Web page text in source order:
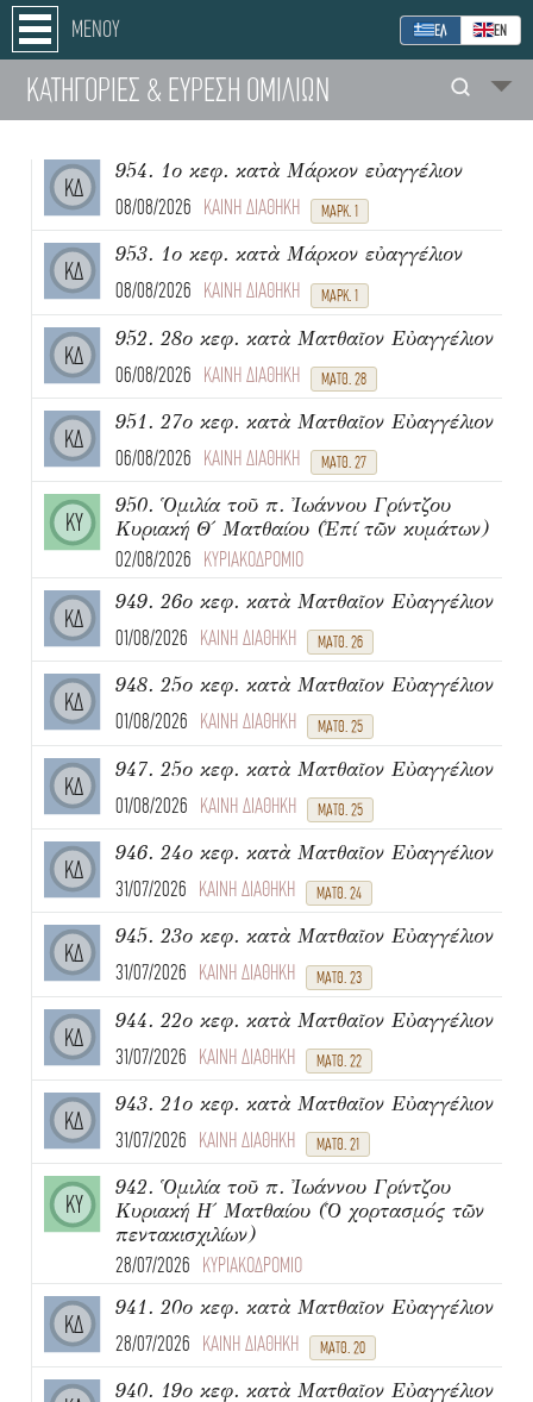
ΜΕΝΟΥ ΕΛ ΕΝ
ΚΑΤΗΓΟΡΙΕΣ & ΕΥΡΕΣΗ ΟΜΙΛΙΩΝ
ΚΔ
954. 1ο κεφ. κατὰ Μάρκον εὐαγγέλιον
08/08/2026 ΚΑΙΝΗ ΔΙΑΘΗΚΗ ΜΑΡΚ. 1
ΚΔ
953. 1ο κεφ. κατὰ Μάρκον εὐαγγέλιον
08/08/2026 ΚΑΙΝΗ ΔΙΑΘΗΚΗ ΜΑΡΚ. 1
ΚΔ
952. 28ο κεφ. κατὰ Ματθαῖον Εὐαγγέλιον
06/08/2026 ΚΑΙΝΗ ΔΙΑΘΗΚΗ ΜΑΤΘ. 28
ΚΔ
951. 27ο κεφ. κατὰ Ματθαῖον Εὐαγγέλιον
06/08/2026 ΚΑΙΝΗ ΔΙΑΘΗΚΗ ΜΑΤΘ. 27
ΚΥ
950. Ὁμιλία τοῦ π. Ἰωάννου Γρίντζου
Κυριακή Θ΄ Ματθαίου (Ἐπί τῶν κυμάτων)
02/08/2026 ΚΥΡΙΑΚΟΔΡΟΜΙΟ
ΚΔ
949. 26ο κεφ. κατὰ Ματθαῖον Εὐαγγέλιον
01/08/2026 ΚΑΙΝΗ ΔΙΑΘΗΚΗ ΜΑΤΘ. 26
ΚΔ
948. 25ο κεφ. κατὰ Ματθαῖον Εὐαγγέλιον
01/08/2026 ΚΑΙΝΗ ΔΙΑΘΗΚΗ ΜΑΤΘ. 25
ΚΔ
947. 25ο κεφ. κατὰ Ματθαῖον Εὐαγγέλιον
01/08/2026 ΚΑΙΝΗ ΔΙΑΘΗΚΗ ΜΑΤΘ. 25
ΚΔ
946. 24ο κεφ. κατὰ Ματθαῖον Εὐαγγέλιον
31/07/2026 ΚΑΙΝΗ ΔΙΑΘΗΚΗ ΜΑΤΘ. 24
ΚΔ
945. 23ο κεφ. κατὰ Ματθαῖον Εὐαγγέλιον
31/07/2026 ΚΑΙΝΗ ΔΙΑΘΗΚΗ ΜΑΤΘ. 23
ΚΔ
944. 22ο κεφ. κατὰ Ματθαῖον Εὐαγγέλιον
31/07/2026 ΚΑΙΝΗ ΔΙΑΘΗΚΗ ΜΑΤΘ. 22
ΚΔ
943. 21ο κεφ. κατὰ Ματθαῖον Εὐαγγέλιον
31/07/2026 ΚΑΙΝΗ ΔΙΑΘΗΚΗ ΜΑΤΘ. 21
ΚΥ
942. Ὁμιλία τοῦ π. Ἰωάννου Γρίντζου
Κυριακή Η΄ Ματθαίου (Ὁ χορτασμός τῶν
πεντακισχιλίων)
28/07/2026 ΚΥΡΙΑΚΟΔΡΟΜΙΟ
ΚΔ
941. 20ο κεφ. κατὰ Ματθαῖον Εὐαγγέλιον
28/07/2026 ΚΑΙΝΗ ΔΙΑΘΗΚΗ ΜΑΤΘ. 20
940. 19ο κεφ. κατὰ Ματθαῖον Εὐαγγέλιον